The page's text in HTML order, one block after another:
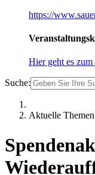
https://
Hier geht es
Suche:
Aktuelle Themen